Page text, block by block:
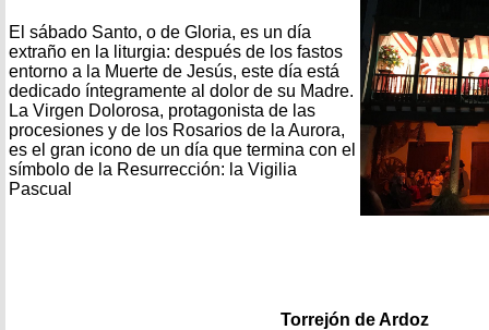
El sábado Santo, o de Gloria, es un día
extraño en la liturgia: después de los fastos
entorno a la Muerte de Jesús, este día está
dedicado íntegramente al dolor de su Madre.
La Virgen Dolorosa, protagonista de las
procesiones y de los Rosarios de la Aurora,
es el gran icono de un día que termina con el
símbolo de la Resurrección: la Vigilia
Pascual
Torrejón de Ardoz